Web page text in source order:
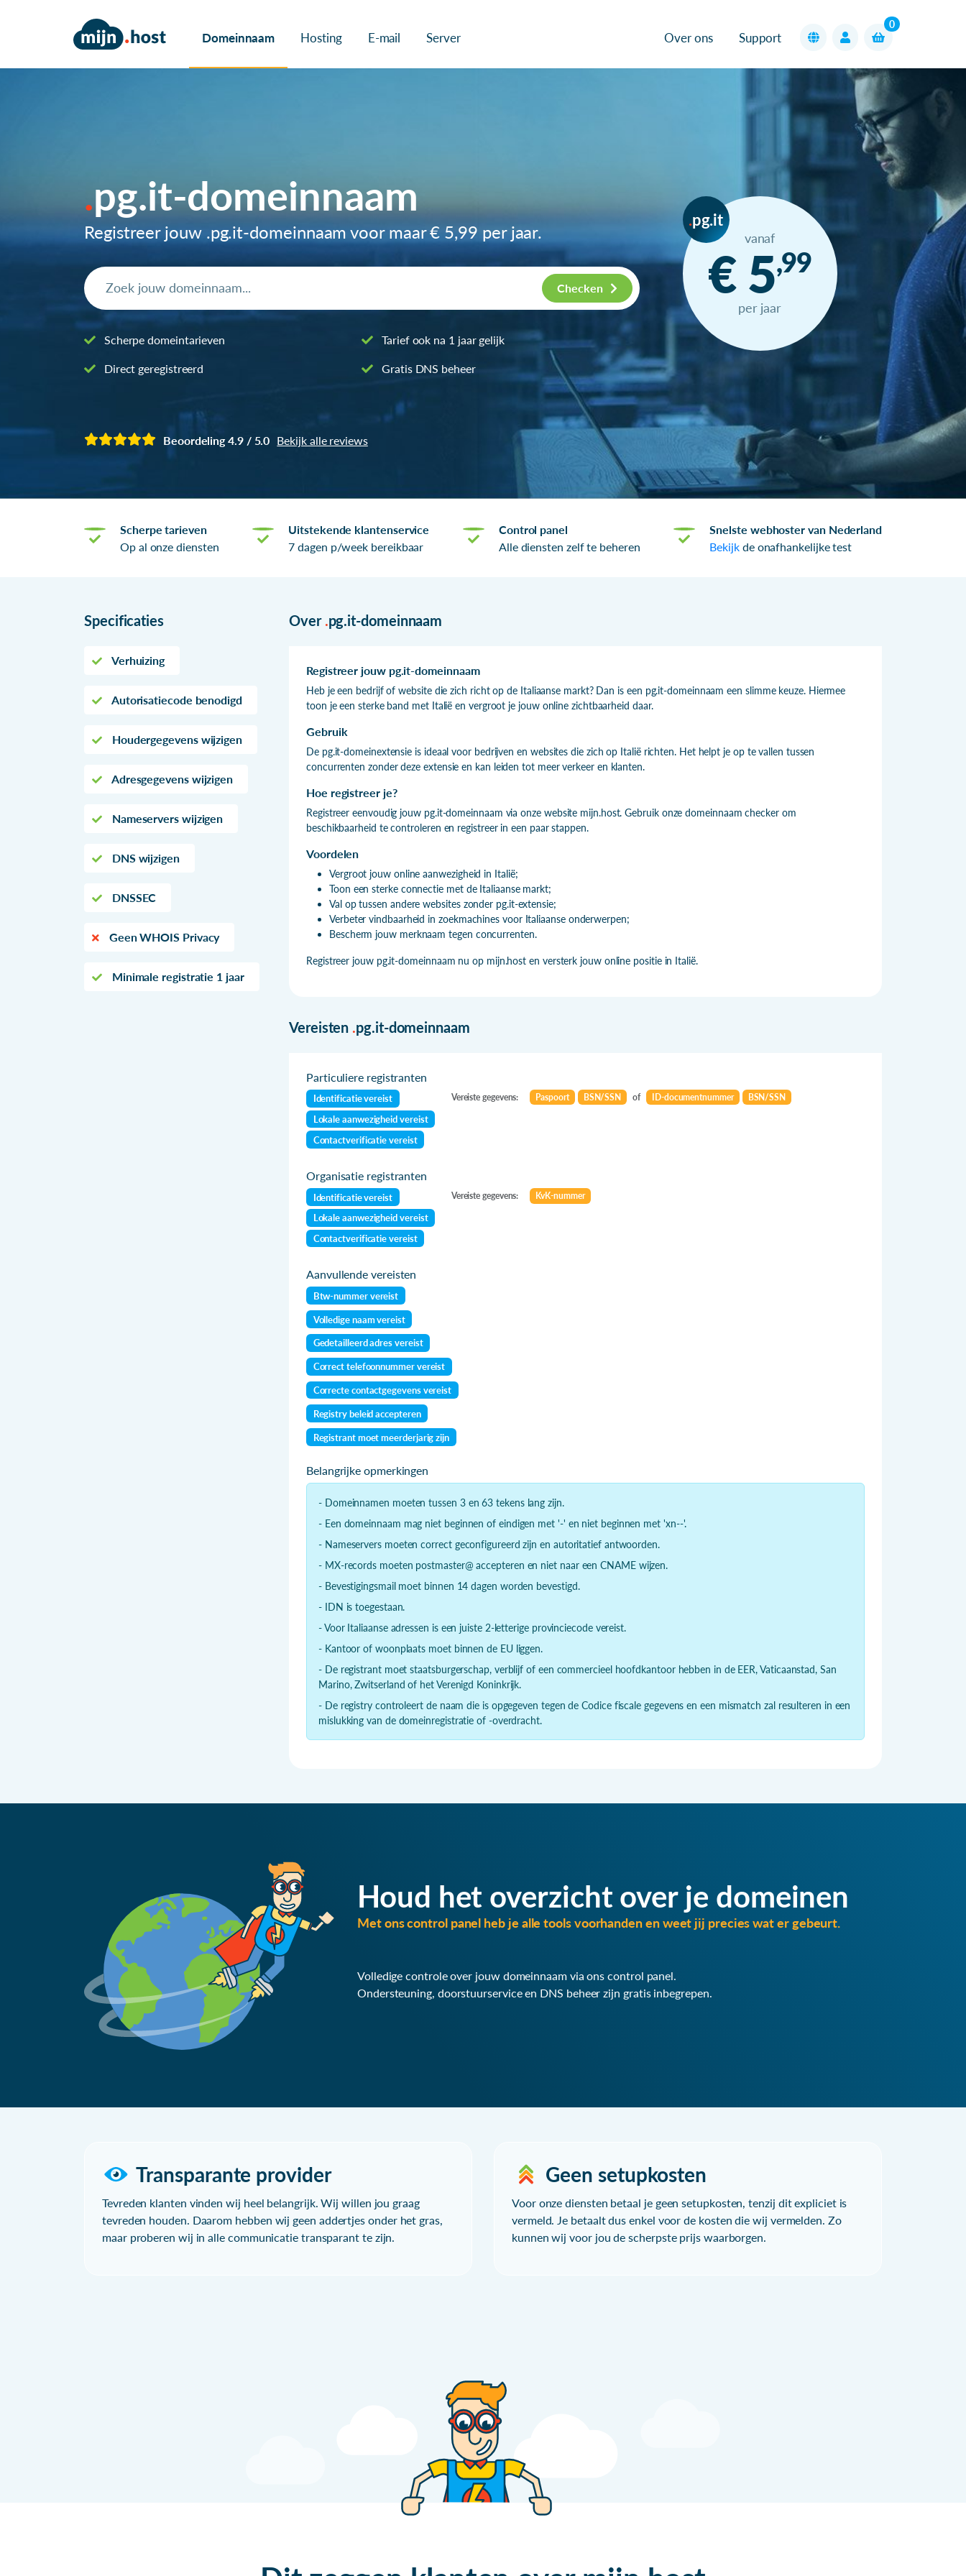
Domeinnaam Hosting E-mail Server Over ons Support
0
pg.it-domeinnaam
Registreer jouw .pg.it-domeinnaam voor maar€ 5,99 per jaar.
Checken
Scherpe domeintarieven
Direct geregistreerd
Tarief ook na 1 jaar gelijk
Gratis DNS beheer
pg.it
vanaf
€ 5,99
per jaar
Beoordeling 4.9 / 5.0 Bekijk alle reviews
Scherpe tarieven
Op al onze diensten
Uitstekende klantenservice
7 dagen p/week bereikbaar
Control panel
Alle diensten zelf te beheren
Snelste webhoster van Nederland
Bekijkde onafhankelijke test
Specificaties
Verhuizing
Autorisatiecode benodigd
Houdergegevens wijzigen
Adresgegevens wijzigen
Nameservers wijzigen
DNS wijzigen
DNSSEC
Geen WHOIS Privacy
Minimale registratie 1 jaar
Over .pg.it-domeinnaam
Registreer jouw pg.it-domeinnaam
Heb je een bedrijf of website die zich richt op de Italiaanse markt? Dan is een pg.it-domeinnaam een slimme keuze. Hiermee
toon je een sterke band met Italië en vergroot je jouw online zichtbaarheid daar.
Gebruik
De pg.it-domeinextensie is ideaal voor bedrijven en websites die zich op Italië richten. Het helpt je op te vallen tussen
concurrenten zonder deze extensie en kan leiden tot meer verkeer en klanten.
Hoe registreer je?
Registreer eenvoudig jouw pg.it-domeinnaam via onze website mijn.host. Gebruik onze domeinnaam checker om
beschikbaarheid te controleren en registreer in een paar stappen.
Voordelen
Vergroot jouw online aanwezigheid in Italië;
Toon een sterke connectie met de Italiaanse markt;
Val op tussen andere websites zonder pg.it-extensie;
Verbeter vindbaarheid in zoekmachines voor Italiaanse onderwerpen;
Bescherm jouw merknaam tegen concurrenten.
Registreer jouw pg.it-domeinnaam nu op mijn.host en versterk jouw online positie in Italië.
Vereisten .pg.it-domeinnaam
Particuliere registranten
Identificatie vereist
Lokale aanwezigheid vereist
Contactverificatie vereist
Vereiste gegevens: Paspoort BSN/SSN of ID-documentnummer BSN/SSN
Organisatie registranten
Identificatie vereist
Lokale aanwezigheid vereist
Contactverificatie vereist
Vereiste gegevens: KvK-nummer
Aanvullende vereisten
Btw-nummer vereist
Volledige naam vereist
Gedetailleerd adres vereist
Correct telefoonnummer vereist
Correcte contactgegevens vereist
Registry beleid accepteren
Registrant moet meerderjarig zijn
Belangrijke opmerkingen
- Domeinnamen moeten tussen 3 en 63 tekens lang zijn.
- Een domeinnaam mag niet beginnen of eindigen met '-' en niet beginnen met 'xn--'.
- Nameservers moeten correct geconfigureerd zijn en autoritatief antwoorden.
- MX-records moeten postmaster@ accepteren en niet naar een CNAME wijzen.
- Bevestigingsmail moet binnen 14 dagen worden bevestigd.
- IDN is toegestaan.
- Voor Italiaanse adressen is een juiste 2-letterige provinciecode vereist.
- Kantoor of woonplaats moet binnen de EU liggen.
- De registrant moet staatsburgerschap, verblijf of een commercieel hoofdkantoor hebben in de EER, Vaticaanstad, San
Marino, Zwitserland of het Verenigd Koninkrijk.
- De registry controleert de naam die is opgegeven tegen de Codice fiscale gegevens en een mismatch zal resulteren in een
mislukking van de domeinregistratie of -overdracht.
Houd het overzicht over je domeinen
Met ons control panel heb je alle tools voorhanden en weet jij precies wat er gebeurt.
Volledige controle over jouw domeinnaam via ons control panel.
Ondersteuning, doorstuurservice en DNS beheer zijn gratis inbegrepen.
Transparante provider
Tevreden klanten vinden wij heel belangrijk. Wij willen jou graag
tevreden houden. Daarom hebben wij geen addertjes onder het gras,
maar proberen wij in alle communicatie transparant te zijn.
Geen setupkosten
Voor onze diensten betaal je geen setupkosten, tenzij dit expliciet is
vermeld. Je betaalt dus enkel voor de kosten die wij vermelden. Zo
kunnen wij voor jou de scherpste prijs waarborgen.